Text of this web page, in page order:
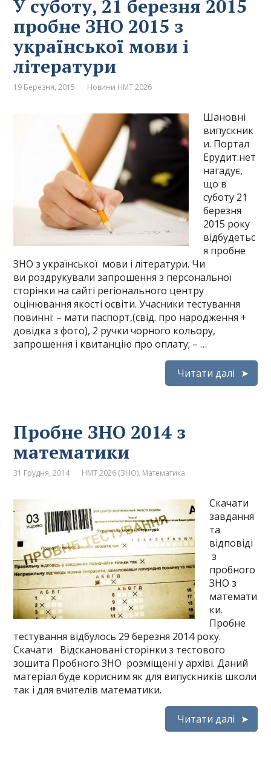
У суботу, 21 березня 2015
пробне ЗНО 2015 з
української мови і
літератури
19 Березня, 2015 Новини НМТ 2026
Шановні
випускник
и. Портал
Ерудит.нет
нагадує,
що в
суботу 21
березня
2015 року
відбудетьс
я пробне
ЗНО з української мови і літератури. Чи
ви роздрукували запрошення з персональної
сторінки на сайті регіонального центру
оцінювання якості освіти. Учасники тестування
повинні: – мати паспорт,(свід. про народження +
довідка з фото), 2 ручки чорного кольору,
запрошення і квитанцію про оплату; – …
Читати далі
Пробне ЗНО 2014 з
математики
31 Грудня, 2014 НМТ 2026 (ЗНО). Математика
Скачати
завдання
та
відповіді
з
пробного
ЗНО з
математи
ки.
Пробне
тестування відбулось 29 березня 2014 року.
Скачати Відскановані сторінки з тестового
зошита Пробного ЗНО розміщені у архіві. Даний
матеріал буде корисним як для випускників школи
так і для вчителів математики.
Читати далі